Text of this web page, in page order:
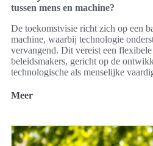
tussen mens en machine?
De toekomstvisie richt zich op een
machine, waarbij technologie
vervangend. Dit vereist een
beleidsmakers, gericht op de
technologische als menselijke
Meer